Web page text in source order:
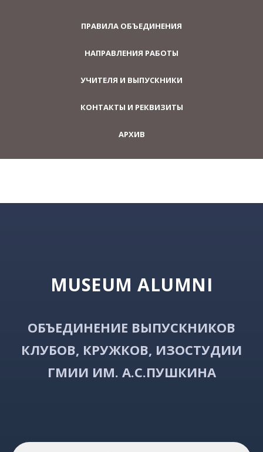
ПРАВИЛА ОБЪЕДИНЕНИЯ
НАПРАВЛЕНИЯ РАБОТЫ
УЧИТЕЛЯ И ВЫПУСКНИКИ
КОНТАКТЫ И РЕКВИЗИТЫ
АРХИВ
MUSEUM ALUMNI
ОБЪЕДИНЕНИЕ ВЫПУСКНИКОВ
КЛУБОВ, КРУЖКОВ, ИЗОСТУДИИ
ГМИИ ИМ. А.С.ПУШКИНA